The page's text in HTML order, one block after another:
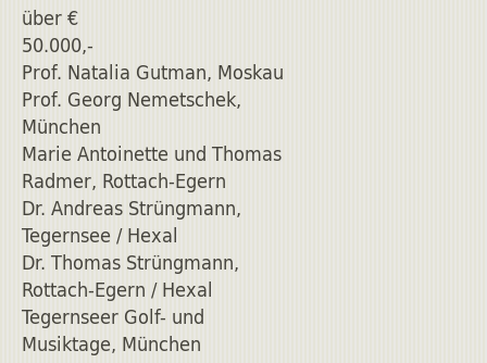
über €
50.000,-
Prof. Natalia Gutman, Moskau
Prof. Georg Nemetschek,
München
Marie Antoinette und Thomas
Radmer, Rottach-Egern
Dr. Andreas Strüngmann,
Tegernsee / Hexal
Dr. Thomas Strüngmann,
Rottach-Egern / Hexal
Tegernseer Golf- und
Musiktage, München